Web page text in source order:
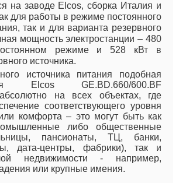
на заводе Elcos, сборка Италия и
для работы в режиме постоянного
так и для варианта резервного
мощность электростанции – 480
режиме и 528 кВт в
источника.
источника питания подобная
Elcos GE.BD.660/600.BF
абсолютно на всех объектах, где
соответствующего уровня
комфорта – это могут быть как
либо общественные
пансионаты, ТЦ, банки,
дата-центры, фабрики), так и
недвижимости - например,
или крупные имения.